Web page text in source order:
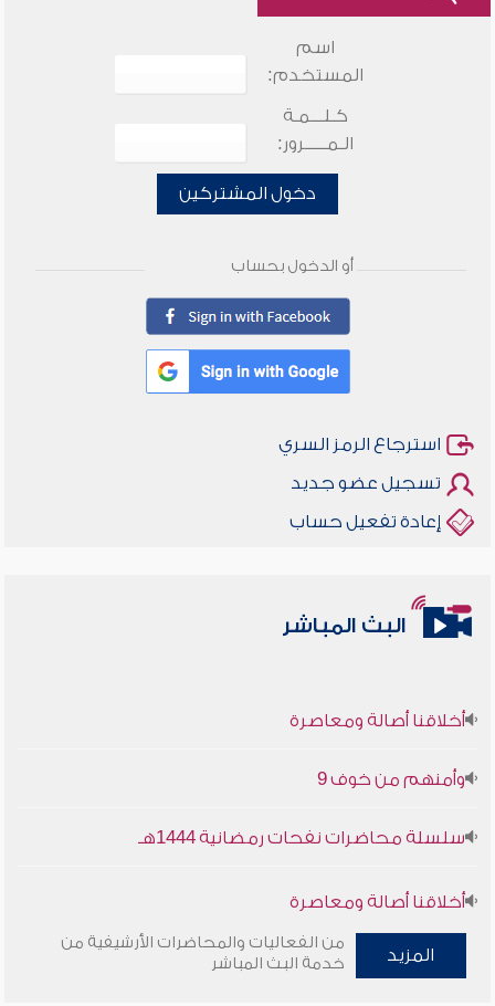
اسم
المستخدم:
كـلـــمـة
الـمـــــرور:
دخول المشتركين
أو الدخول بحساب
استرجاع الرمز السري
تسجيل عضو جديد
إعادة تفعيل حساب
البث المباشر
أخلاقنا أصالة ومعاصرة
وأمنهم من خوف 9
سلسلة محاضرات نفحات رمضانية 1444هـ
أخلاقنا أصالة ومعاصرة
وأمنهم من خوف 9
المزيد
من الفعاليات والمحاضرات الأرشيفية من
خدمة البث المباشر